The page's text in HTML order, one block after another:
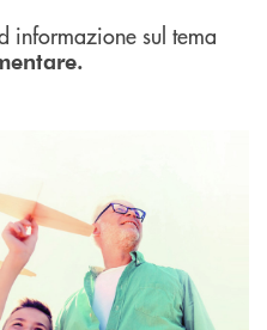
informazione sul tema